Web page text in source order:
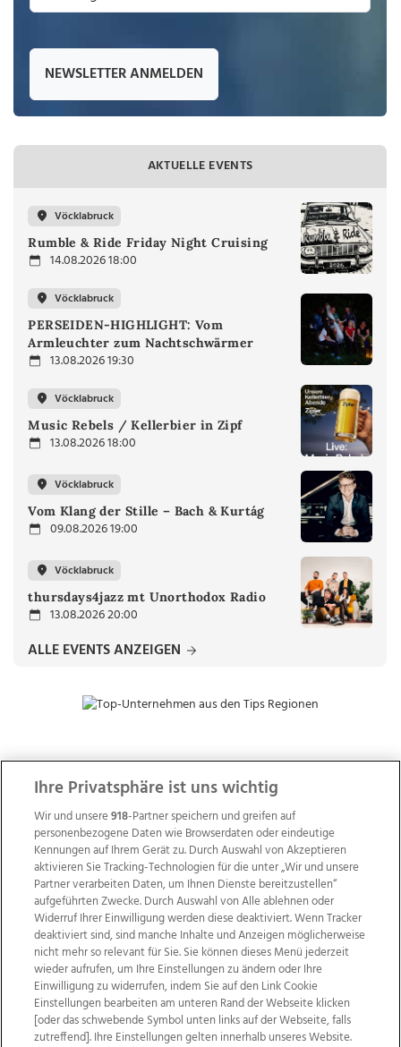
NEWSLETTER ANMELDEN
AKTUELLE EVENTS
Vöcklabruck
Rumble & Ride Friday Night Cruising
14.08.2026 18:00
Vöcklabruck
PERSEIDEN-HIGHLIGHT: Vom
Armleuchter zum Nachtschwärmer
13.08.2026 19:30
Vöcklabruck
Music Rebels / Kellerbier in Zipf
13.08.2026 18:00
Vöcklabruck
Vom Klang der Stille – Bach & Kurtág
09.08.2026 19:00
Vöcklabruck
thursdays4jazz mt Unorthodox Radio
13.08.2026 20:00
ALLE EVENTS ANZEIGEN
ZUR NACHRICHTENÜBERSICHT
Wir über uns Mediadaten Kontakt
Jobs
Datenschutz
Impressum
AGB Anzeigekunden
Ihre Privatsphäre ist uns wichtig
Wir und unsere918-Partner speichern und greifen auf
personenbezogene Daten wie Browserdaten oder eindeutige
Kennungen auf Ihrem Gerät zu. Durch Auswahl von Akzeptieren
aktivieren Sie Tracking-Technologien für die unter „Wir und unsere
Partner verarbeiten Daten, um Ihnen Dienste bereitzustellen“
aufgeführten Zwecke. Durch Auswahl von Alle ablehnen oder
Widerruf Ihrer Einwilligung werden diese deaktiviert. Wenn Tracker
deaktiviert sind, sind manche Inhalte und Anzeigen möglicherweise
nicht mehr so relevant für Sie. Sie können dieses Menü jederzeit
wieder aufrufen, um Ihre Einstellungen zu ändern oder Ihre
Einwilligung zu widerrufen, indem Sie auf den Link Cookie
Einstellungen bearbeiten am unteren Rand der Webseite klicken
[oder das schwebende Symbol unten links auf der Webseite, falls
zutreffend]. Ihre Einstellungen gelten innerhalb unseres Website.